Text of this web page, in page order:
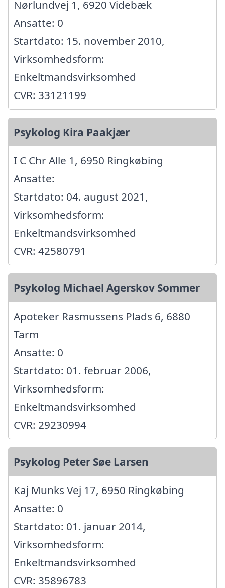
Nørlundvej 1, 6920 Videbæk
Ansatte: 0
Startdato: 15. november 2010,
Virksomhedsform:
Enkeltmandsvirksomhed
CVR: 33121199
Psykolog Kira Paakjær
I C Chr Alle 1, 6950 Ringkøbing
Ansatte:
Startdato: 04. august 2021,
Virksomhedsform:
Enkeltmandsvirksomhed
CVR: 42580791
Psykolog Michael Agerskov Sommer
Apoteker Rasmussens Plads 6, 6880
Tarm
Ansatte: 0
Startdato: 01. februar 2006,
Virksomhedsform:
Enkeltmandsvirksomhed
CVR: 29230994
Psykolog Peter Søe Larsen
Kaj Munks Vej 17, 6950 Ringkøbing
Ansatte: 0
Startdato: 01. januar 2014,
Virksomhedsform:
Enkeltmandsvirksomhed
CVR: 35896783